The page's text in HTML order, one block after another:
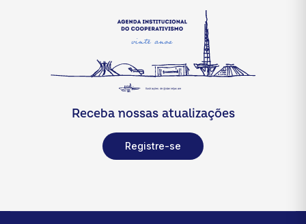
Receba nossas atualizações
Registre-se